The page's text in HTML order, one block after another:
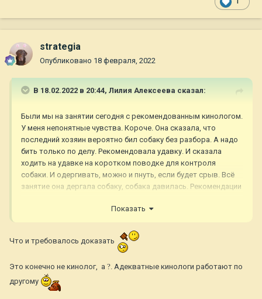
strategia
Опубликовано 18 февраля, 2022
В 18.02.2022 в 20:44, Лилия Алексеева сказал:
Были мы на занятии сегодня с рекомендованным кинологом.
У меня непонятные чувства. Короче. Она сказала, что
последний хозяин вероятно бил собаку без разбора. А надо
бить только по делу. Рекомендовала удавку. И сказала
ходить на удавке на коротком поводке для контроля
собаки. И одергивать, можно и пнуть, если будет срыв. Всё
занятие она дергала собаку, собака давилась. Рекомендации
И собаку нужно ещё подкормить. Но я наоборот ему
хорошем форме. Зачем набирать? Короче больше не
поедем.
Показать
Что и требовалось доказать
Это конечно не кинолог, а ? . Адекватные кинологи работают по
другому